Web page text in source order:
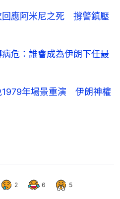
回應阿米尼之死 撐警鎮壓
危：誰會成為伊朗下任最
1979年場景重演 伊朗神權
2 6 5